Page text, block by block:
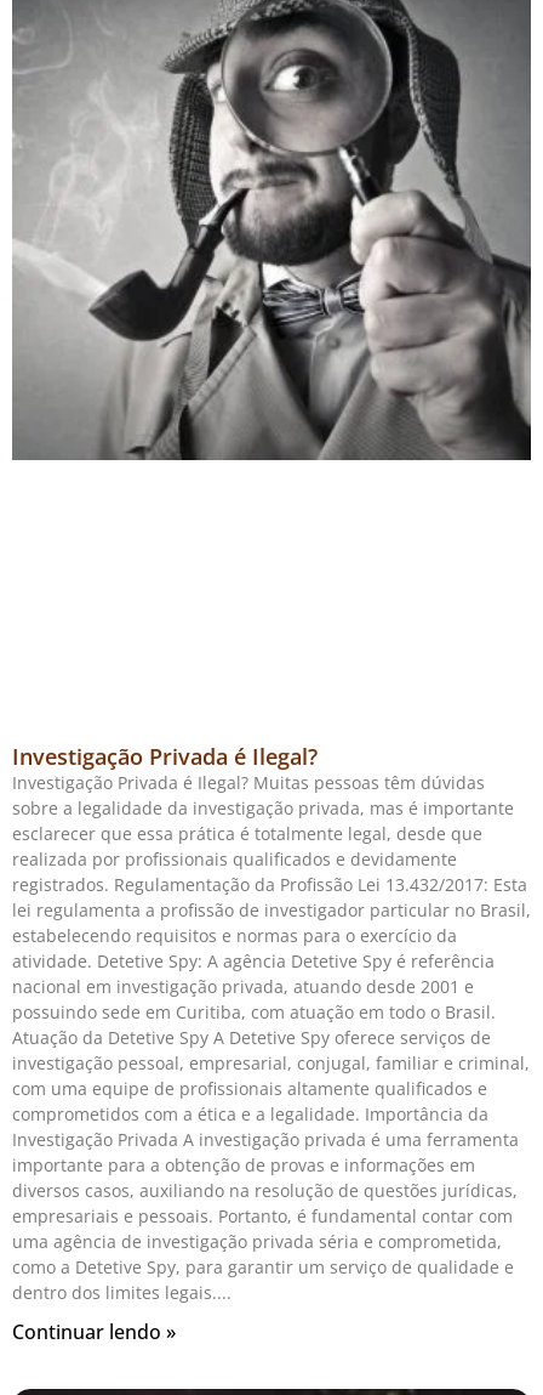
Investigação Privada é Ilegal?
Investigação Privada é Ilegal? Muitas pessoas têm dúvidas
sobre a legalidade da investigação privada, mas é importante
esclarecer que essa prática é totalmente legal, desde que
realizada por profissionais qualificados e devidamente
registrados. Regulamentação da Profissão Lei 13.432/2017: Esta
lei regulamenta a profissão de investigador particular no Brasil,
estabelecendo requisitos e normas para o exercício da
atividade. Detetive Spy: A agência Detetive Spy é referência
nacional em investigação privada, atuando desde 2001 e
possuindo sede em Curitiba, com atuação em todo o Brasil.
Atuação da Detetive Spy A Detetive Spy oferece serviços de
investigação pessoal, empresarial, conjugal, familiar e criminal,
com uma equipe de profissionais altamente qualificados e
comprometidos com a ética e a legalidade. Importância da
Investigação Privada A investigação privada é uma ferramenta
importante para a obtenção de provas e informações em
diversos casos, auxiliando na resolução de questões jurídicas,
empresariais e pessoais. Portanto, é fundamental contar com
uma agência de investigação privada séria e comprometida,
como a Detetive Spy, para garantir um serviço de qualidade e
dentro dos limites legais.
Continuar lendo »